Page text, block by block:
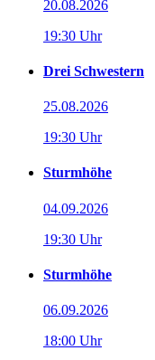
20.08.2026
19:30 Uhr
Drei Schwestern
25.08.2026
19:30 Uhr
Sturmhöhe
04.09.2026
19:30 Uhr
Sturmhöhe
06.09.2026
18:00 Uhr